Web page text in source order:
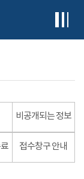
비공개되는 정보
접수창구 안내